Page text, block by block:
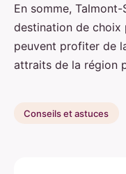
En somme,
destination de choix
peuvent profiter de
attraits de la région
Conseils et astuces